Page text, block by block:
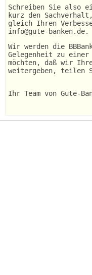
Schreiben Sie also
kurz den
gleich Ihren
info@gute-banken.de.
Wir werden die
Gelegenheit zu einer
möchten, daß wir
weitergeben, teilen
Ihr Team von Gute-